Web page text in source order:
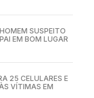
SUSPEITO
EM BOM LUGAR
25 CELULARES E
VÍTIMAS EM